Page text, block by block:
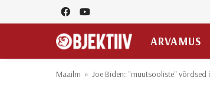
ARVAMUS
Maailm » Joe Biden: "muutsooliste" võrdsed